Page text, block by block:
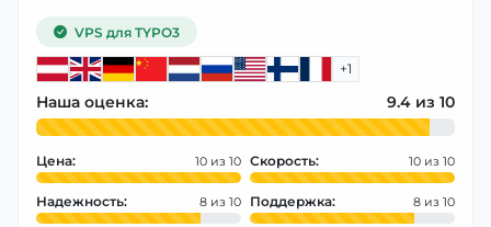
VPS для TYPO3
+1
Наша оценка: 9.4
Цена: 10 Скорость: 10
Надежность: 8 Поддержка: 8